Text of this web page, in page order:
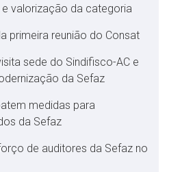
valorização da categoria
primeira reunião do Consat
sede do Sindifisco-AC e
da Sefaz
medidas para
da Sefaz
de auditores da Sefaz no